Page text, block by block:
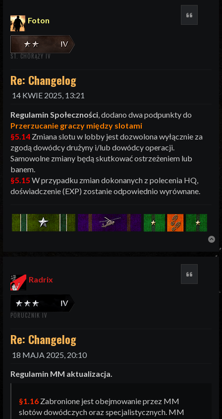
Foton
ST. CHORĄŻY IV
Re: Changelog
14 KWIE 2025, 13:21
Regulamin Społeczności, dodano dwa podpunkty do
Przerzucanie graczy między slotami
§5.14 Zmiana slotu w lobby jest dozwolona wyłącznie za
zgodą dowódcy drużyny i/lub dowódcy operacji.
Samowolne zmiany będą skutkować ostrzeżeniem lub
banem.
§5.15 W przypadku zmian dokonanych z polecenia HQ,
doświadczenie (EXP) zostanie odpowiednio wyrównane.
Radrix
PORUCZNIK IV
Re: Changelog
18 MAJA 2025, 20:10
Regulamin MM aktualizacja.
§1.16 Zabronione jest obejmowanie przez MM
slotów dowódczych oraz specjalistycznych. MM